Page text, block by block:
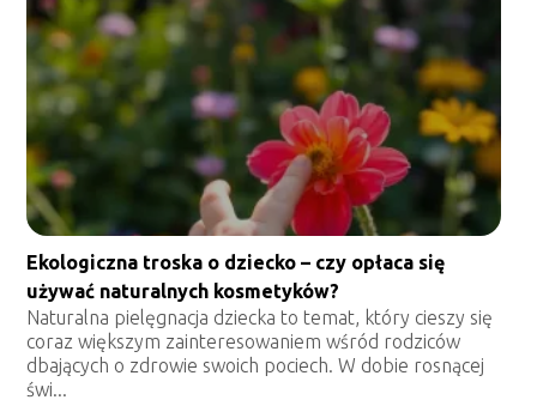
Ekologiczna troska o dziecko – czy opłaca się
używać naturalnych kosmetyków?
Naturalna pielęgnacja dziecka to temat, który cieszy się
coraz większym zainteresowaniem wśród rodziców
dbających o zdrowie swoich pociech. W dobie rosnącej
świ...